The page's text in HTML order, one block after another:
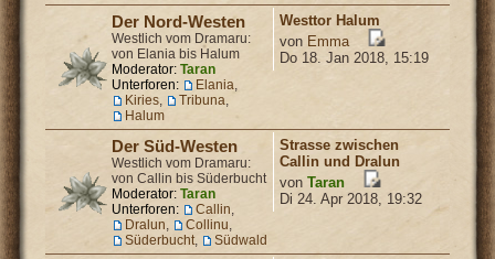
Der Nord-Westen
Westlich vom Dramaru:
von Elania bis Halum
Moderator: Taran
Unterforen:
Elania
Kiries
Tribuna
Halum
Westtor Halum
von Emma
Do 18. Jan 2018, 15:19
Der Süd-Westen
Westlich vom Dramaru:
von Callin bis Süderbucht
Moderator: Taran
Unterforen:
Callin
Dralun
Collinu
Süderbucht
Südwald
Strasse zwischen
Callin und Dralun
vonTaran
Di 24. Apr 2018, 19:32